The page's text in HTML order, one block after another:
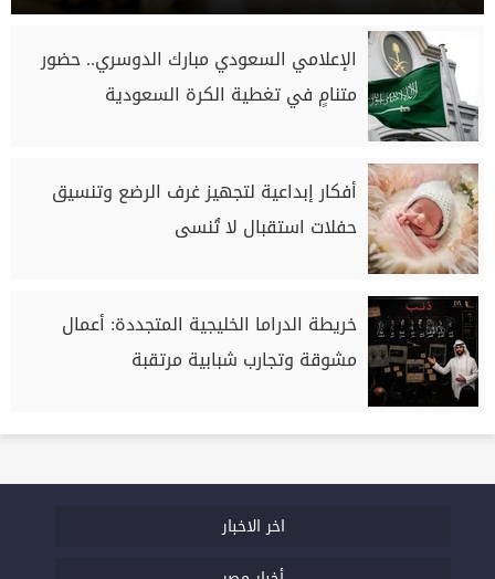
الإعلامي السعودي مبارك الدوسري.. حضور
متنامٍ في تغطية الكرة السعودية
أفكار إبداعية لتجهيز غرف الرضع وتنسيق
حفلات استقبال لا تُنسى
خريطة الدراما الخليجية المتجددة: أعمال
مشوقة وتجارب شبابية مرتقبة
اخر الاخبار